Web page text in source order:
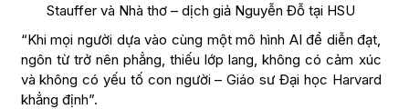
Stauffer và Nhà thơ – dịch giả Nguyễn Đỗ tại HSU
“Khi mọi người dựa vào cùng một mô hình AI để diễn đạt,
ngôn từ trở nên phẳng, thiếu lớp lang, không có cảm xúc
và không có yếu tố con người – Giáo sư Đại học Harvard
khẳng định”.